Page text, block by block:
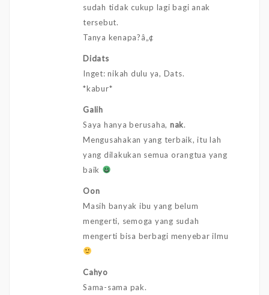
sudah tidak cukup lagi bagi anak
tersebut.
Tanya kenapa?â„¢
Didats
Inget: nikah dulu ya, Dats.
*kabur*
Galih
Saya hanya berusaha, nak.
Mengusahakan yang terbaik, itu lah
yang dilakukan semua orangtua yang
baik
Oon
Masih banyak ibu yang belum
mengerti, semoga yang sudah
mengerti bisa berbagi menyebar ilmu
Cahyo
Sama-sama pak.